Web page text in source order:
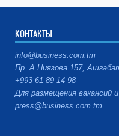
КОНТАКТЫ
info@business.com.tm
Пр. А.Ниязова 157,
+993 61 89 14 98
Для размещения вакансий
press@business.com.tm